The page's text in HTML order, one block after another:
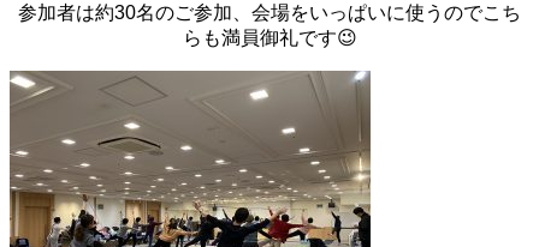
参加者は約30名のご参加、会場をいっぱいに使うのでこち
らも満員御礼です😉